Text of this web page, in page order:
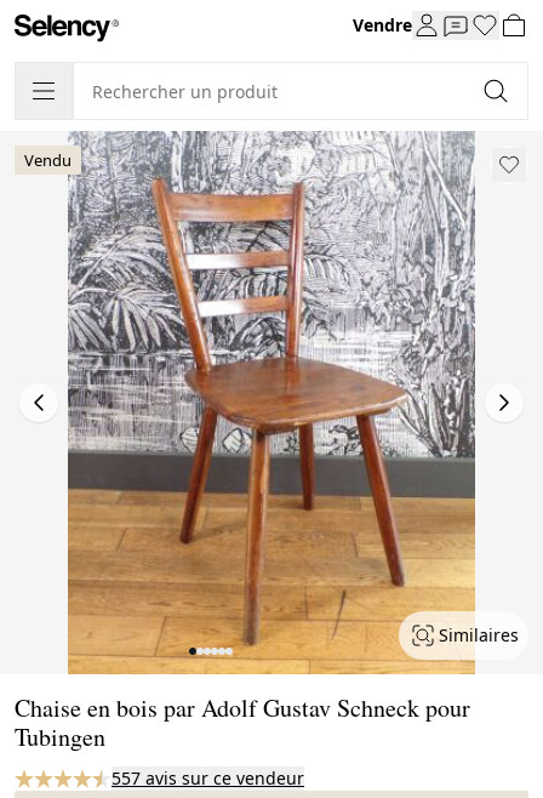
Vendre
Vendu
Similaires
Chaise en bois par Adolf Gustav Schneck pour
Tubingen
557 avis sur ce vendeur